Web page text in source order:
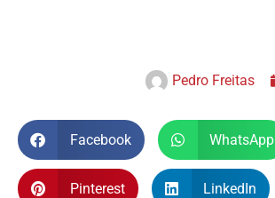
Pedro Freitas
Facebook WhatsApp
Pinterest LinkedIn